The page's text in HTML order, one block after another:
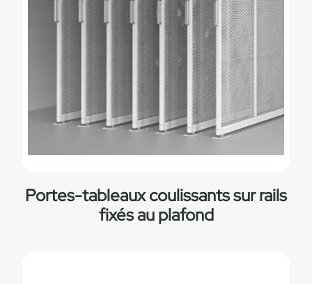
Portes-tableaux coulissants sur rails
fixés au plafond